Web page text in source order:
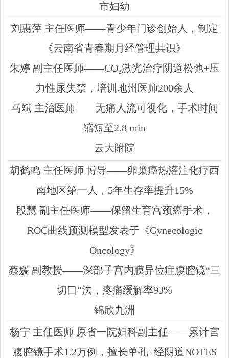
市妇幼
刘惠萍 主任医师——青少年门诊创始人，制定
《云南省青春期月经管理共识》
朱婷 副主任医师——CO₂激光治疗阴道松弛+压
力性尿失禁，培训地州医师200余人
马斌 主治医师——无痛人流可视化，手术时间
缩短至2.8 min
云大附院
胡鹤鸣 主任医师 博导——卵巢癌热灌注化疗西
南地区第一人，5年生存率提升15%
段慧 副主任医师——保留生育宫颈癌手术，
ROC曲线预测模型发表于《Gynecologic
Oncology》
蔡媛 副教授——深部子宫内膜异位症腹腔镜“三
切口”法，疼痛缓解率93%
锦欣九洲
杨宁 主任医师 原省一院妇科副主任——累计宫
腹腔镜手术1.2万例，擅长单孔+经阴道NOTES